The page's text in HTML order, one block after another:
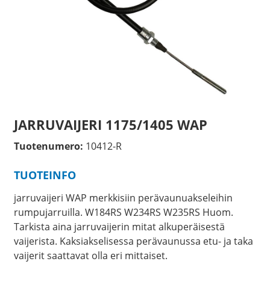
JARRUVAIJERI 1175/1405 WAP
Tuotenumero: 10412-R
TUOTEINFO
jarruvaijeri WAP merkkisiin perävaunuakseleihin
rumpujarruilla. W184RS W234RS W235RS Huom.
Tarkista aina jarruvaijerin mitat alkuperäisestä
vaijerista. Kaksiakselisessa perävaunussa etu- ja taka
vaijerit saattavat olla eri mittaiset.